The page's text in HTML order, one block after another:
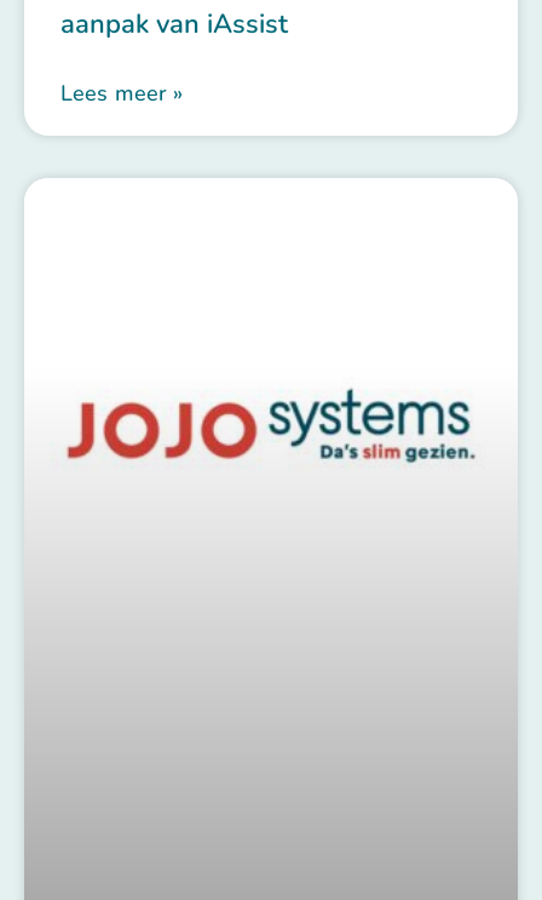
aanpak van iAssist
Lees meer »